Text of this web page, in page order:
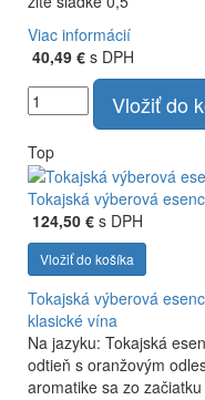
Viac informácií
40,49 € s DPH
Vložiť do
Top
Tokajská výberová
124,50 € s DPH
Vložiť do košíka
Tokajská výberová
klasické vína
Na jazyku: Tokajská
odtieň s oranžovým
aromatike sa zo